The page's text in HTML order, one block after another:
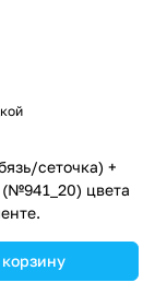
сеточка) +
(№941_20) цвета